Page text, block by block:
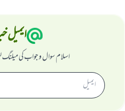
ایمیل
اسلام سوال و جواب کی